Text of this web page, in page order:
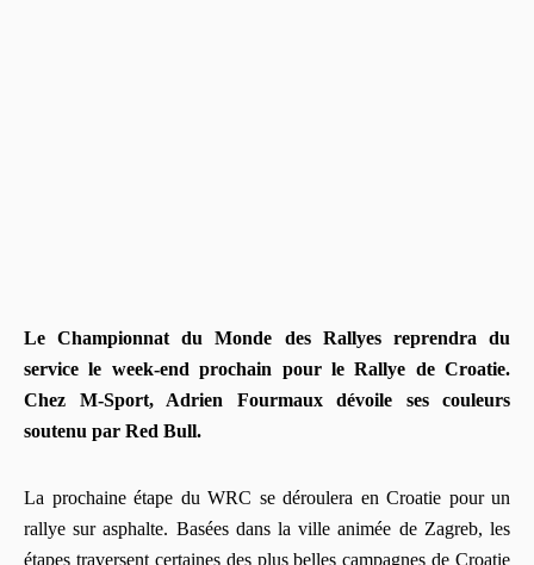
Le Championnat du Monde des Rallyes reprendra du
service le week-end prochain pour le Rallye de Croatie.
Chez M-Sport, Adrien Fourmaux dévoile ses couleurs
soutenu par Red Bull.
La prochaine étape du WRC se déroulera en Croatie pour un
rallye sur asphalte. Basées dans la ville animée de Zagreb, les
étapes traversent certaines des plus belles campagnes de Croatie